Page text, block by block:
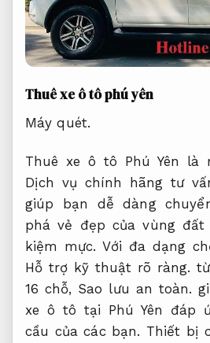
Thuê xe ô tô phú yên
Máy quét.
Thuê xe ô tô Phú Yên là
Dịch vụ chính hãng tư
giúp bạn dễ dàng
phá vẻ đẹp của vùng đất
kiệm mực. Với đa dạng
Hỗ trợ kỹ thuật rõ ràng.
16 chỗ, Sao lưu an toàn.
xe ô tô tại Phú Yên đáp
cầu của các bạn. Thiết bị